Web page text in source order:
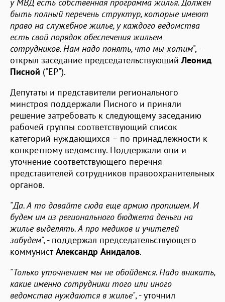
быть полный перечень структур, которые имеют
право на служебное жилье, у каждого ведомства
есть свой порядок обеспечения жильем
сотрудников. Нам надо понять, что мы хотим", -
открыл заседание председательствующий Леонид
Писной ("ЕР").
Депутаты и представители регионального
минстроя поддержали Писного и приняли
решение затребовать к следующему заседанию
рабочей группы соответствующий список
категорий нуждающихся – по принадлежности к
конкретному ведомству. Поддержали они и
уточнение соответствующего перечня
представителей сотрудников правоохранительных
органов.
"Да. А то давайте сюда еще армию пропишем. И
будем им из регионального бюджета деньги на
жилье выделять. А про медиков и учителей
забудем", - поддержал председательствующего
коммунистАлександр Анидалов.
"Только уточнением мы не обойдемся. Надо вникать,
какие именно сотрудники того или иного
ведомства нуждаются в жилье", - уточнил